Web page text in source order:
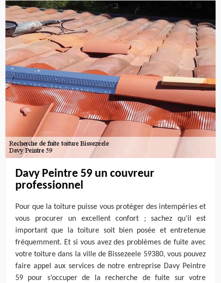
Davy Peintre 59 un couvreur
professionnel
Pour que la toiture puisse vous protéger des intempéries et
vous procurer un excellent confort ; sachez qu’il est
important que la toiture soit bien posée et entretenue
fréquemment. Et si vous avez des problèmes de fuite avec
votre toiture dans la ville de Bissezeele 59380, vous pouvez
faire appel aux services de notre entreprise Davy Peintre
59 pour s’occuper de la recherche de fuite sur votre